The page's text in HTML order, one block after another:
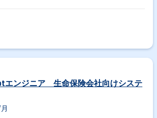
エンジニア 生命保険会社向けシステ